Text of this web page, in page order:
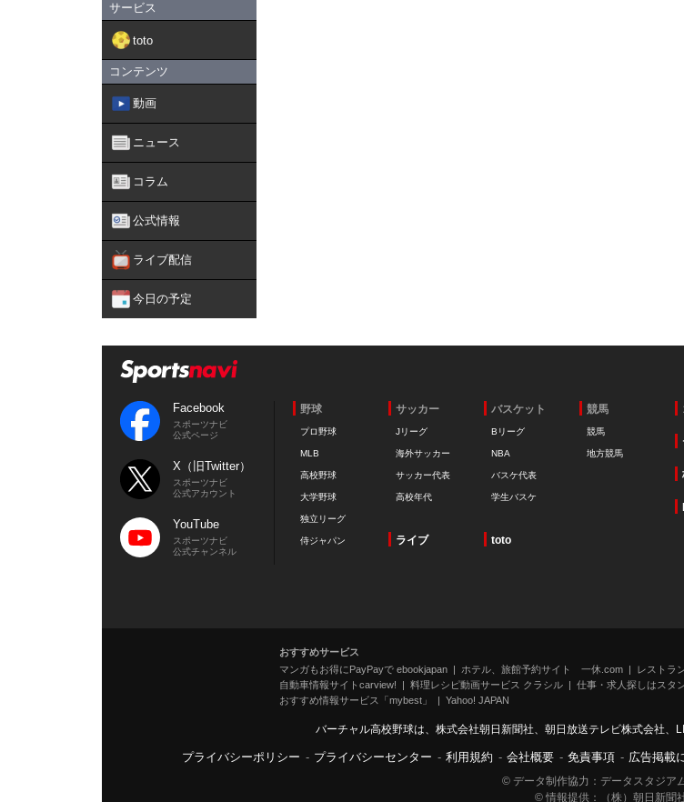
サービス
toto
コンテンツ
動画
ニュース
コラム
公式情報
ライブ配信
今日の予定
Facebook
スポーツナビ
公式ページ
X（旧Twitter）
スポーツナビ
公式アカウント
YouTube
スポーツナビ
公式チャンネル
野球
プロ野球
MLB
高校野球
大学野球
独立リーグ
侍ジャパン
サッカー
Jリーグ
海外サッカー
サッカー代表
高校年代
バスケット
Bリーグ
NBA
バスケ代表
学生バスケ
競馬
競馬
地方競馬
ライブ toto
おすすめサービス
マンガもお得にPayPayで ebookjapan
ホテル、旅館予約サイト 一休.com
レストラ
自動車情報サイトcarview!
料理レシピ動画サービス クラシル 仕事・求人探しはスタ
おすすめ情報サービス「mybest」
Yahoo! JAPAN
バーチャル高校野球は、株式会社朝日新聞社、朝日放送テレビ株式会社、
プライバシーポリシー - プライバシーセンター - 利用規約 - 会社概要 - 免責事項 - 広告掲載
© データ制作協力：データスタジア
© 情報提供：（株）朝日新聞